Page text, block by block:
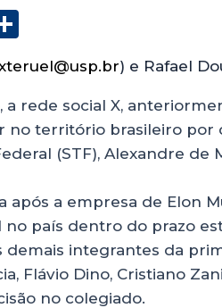
a
re
) e Rafael
a rede social X,
no território brasileiro
(STF), Alexandre de
após a empresa de Elon
país dentro do prazo
demais integrantes da
Flávio Dino, Cristiano
no colegiado.